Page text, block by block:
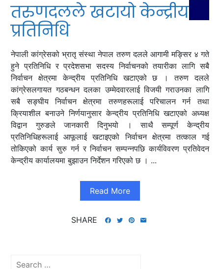
तरुणदलले खटायो केन्द्रीय
प्रतिनिधि
नेपाली कांग्रेसको भ्रातृ संस्था नेपाल तरुण दलले आगामी मङ्सिर ४ गते
हुने प्रतिनिधि र प्रदेशसभा सदस्य निर्वाचनको तयारीका लागि सबै
निर्वाचन क्षेत्रमा केन्द्रीय प्रतिनिधि खटाएको छ । तरुण दलले
कांग्रेसलगायत गठबन्धन दलका उम्मेदवारलाई विजयी गराउनका लागि
सबै सङ्घीय निर्वाचन क्षेत्रमा तरुणहरूलाई परिचालन गर्न तथा
क्रियाशील बनाउने निर्णयानुसार केन्द्रीय प्रतिनिधि खटाएको अध्यक्ष
विद्वान गुरुङले जानकारी दिनुभयो । साथै सम्पूर्ण केन्द्रीय
प्रतिनिधिहरूलाई आफूलाई खटाइएको निर्वाचन क्षेत्रमा तत्काल गई
तोकिएको कार्य सुरु गर्न र निर्वाचन सम्पन्नपछि कार्यविवरण प्रतिवेदन
केन्द्रीय कार्यालयमा बुझाउन निर्देशन गरिएको छ । ...
Read More
SHARE
Search